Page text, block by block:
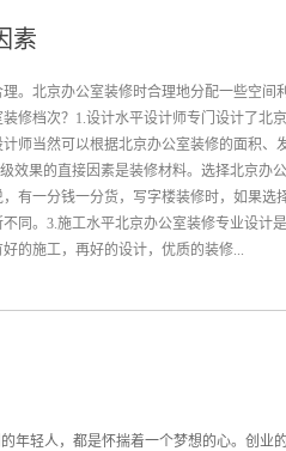
素
。北京办公室装修时合理地分配一些空间
修档次？1.设计水平设计师专门设计了北
师当然可以根据北京办公室装修的面积、
效果的直接因素是装修材料。选择北京办
有一分钱一分货，写字楼装修时，如果选
同。3.施工水平北京办公室装修专业设计
的施工，再好的设计，优质的装修...
上是对影响北京办公室装修档次的因素介
年轻人，都是怀揣着一个梦想的心。创业